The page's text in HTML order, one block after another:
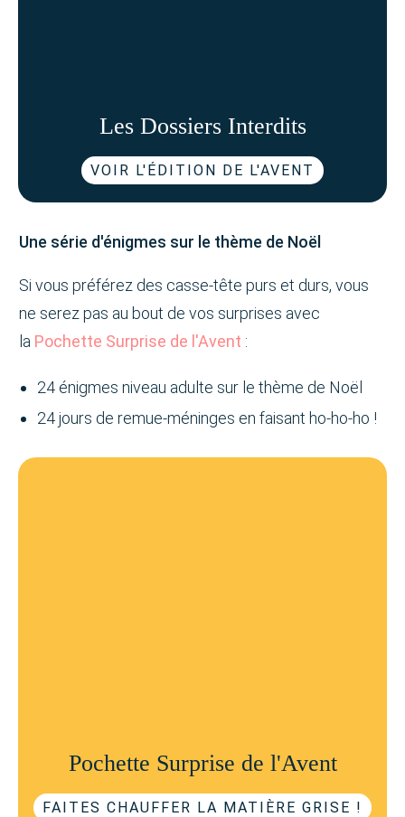
Les Dossiers Interdits
VOIR L'ÉDITION DE L'AVENT
Une série d'énigmes sur le thème de Noël
Si vous préférez des casse-tête purs et durs, vous
ne serez pas au bout de vos surprises avec
la Pochette Surprise de l'Avent :
24 énigmes niveau adulte sur le thème de Noël
24 jours de remue-méninges en faisant ho-ho-ho !
Pochette Surprise de l'Avent
FAITES CHAUFFER LA MATIÈRE GRISE !